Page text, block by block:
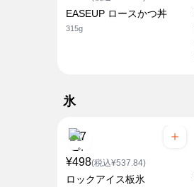
EASEUP ロースかつ丼
315g
氷
¥498(税込¥537.84)
ロックアイス板氷